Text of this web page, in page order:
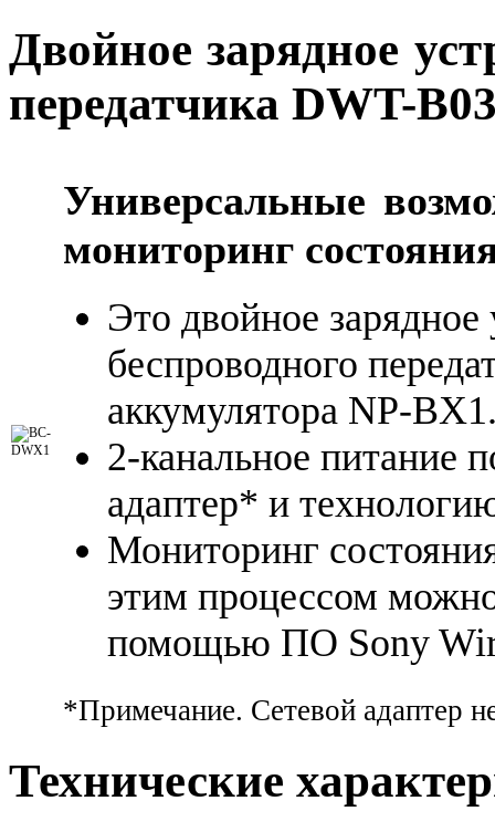
Двойное зарядное
передатчика DWT-
Универсальные
мониторинг
Это двойное зарядное
беспроводного
аккумулятора NP-
2-канальное питание
адаптер* и
Мониторинг
этим процессом
помощью ПО Sony
*Примечание. Сетевой адаптер
Технические